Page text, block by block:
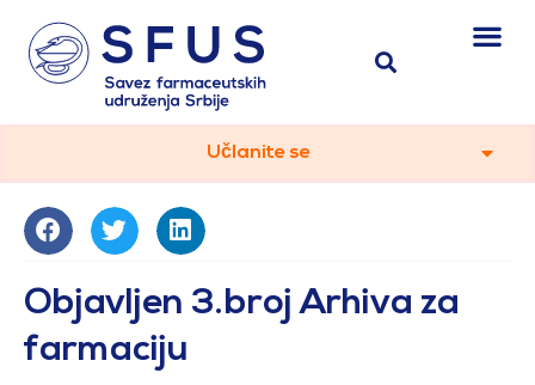
Učlanite se
Objavljen 3.broj Arhiva za
farmaciju